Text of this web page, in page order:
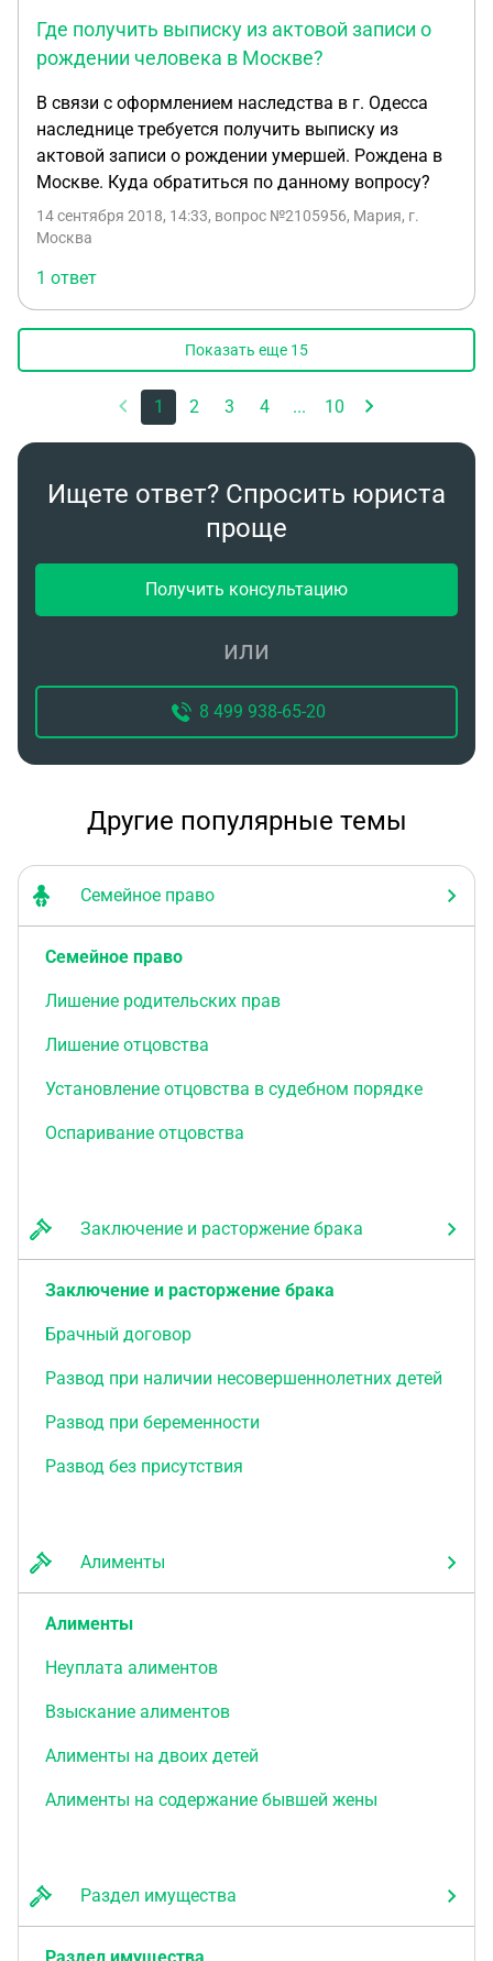
Где получить выписку из актовой записи о
рождении человека в Москве?
В связи с оформлением наследства в г. Одесса
наследнице требуется получить выписку из
актовой записи о рождении умершей. Рождена в
Москве. Куда обратиться по данному вопросу?
14 сентября 2018, 14:33, вопрос №2105956, Мария, г.
Москва
1 ответ
Показать еще 15
1 2 3 4 ... 10
Ищете ответ? Спросить юриста
проще
Получить консультацию
или
8 499 938-65-20
Другие популярные темы
Семейное право
Семейное право
Лишение родительских прав
Лишение отцовства
Установление отцовства в судебном порядке
Оспаривание отцовства
Заключение и расторжение брака
Заключение и расторжение брака
Брачный договор
Развод при наличии несовершеннолетних детей
Развод при беременности
Развод без присутствия
Алименты
Алименты
Неуплата алиментов
Взыскание алиментов
Алименты на двоих детей
Алименты на содержание бывшей жены
Раздел имущества